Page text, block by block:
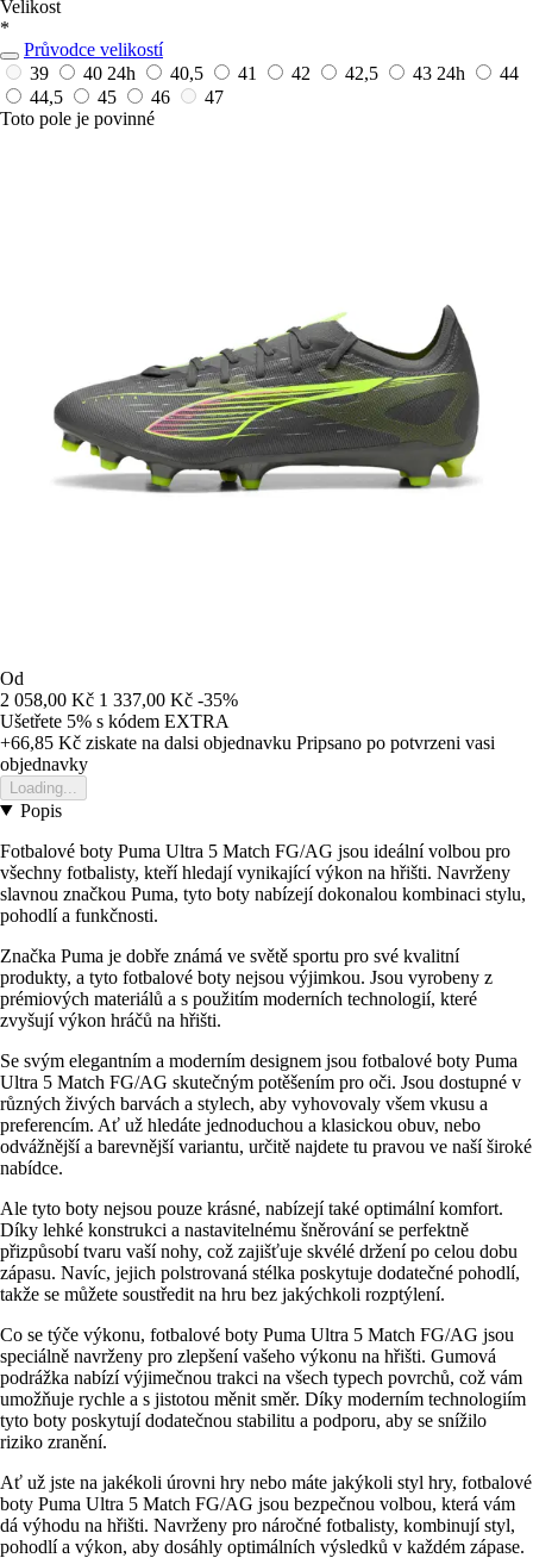
Velikost
*
Průvodce velikostí
39
40 24h 40,5 41 42 42,5 43 24h
44
44,5
45 46
47
Toto pole je povinné
Od
2 058,00 Kč 1 337,00 Kč -35%
Ušetřete 5% s kódem EXTRA
+66,85 Kč ziskate na dalsi objednavku Pripsano po potvrzeni vasi
objednavky
Loading...
Popis
Fotbalové boty Puma Ultra 5 Match FG/AG jsou ideální volbou pro
všechny fotbalisty, kteří hledají vynikající výkon na hřišti. Navrženy
slavnou značkou Puma, tyto boty nabízejí dokonalou kombinaci stylu,
pohodlí a funkčnosti.
Značka Puma je dobře známá ve světě sportu pro své kvalitní
produkty, a tyto fotbalové boty nejsou výjimkou. Jsou vyrobeny z
prémiových materiálů a s použitím moderních technologií, které
zvyšují výkon hráčů na hřišti.
Se svým elegantním a moderním designem jsou fotbalové boty Puma
Ultra 5 Match FG/AG skutečným potěšením pro oči. Jsou dostupné v
různých živých barvách a stylech, aby vyhovovaly všem vkusu a
preferencím. Ať už hledáte jednoduchou a klasickou obuv, nebo
odvážnější a barevnější variantu, určitě najdete tu pravou ve naší široké
nabídce.
Ale tyto boty nejsou pouze krásné, nabízejí také optimální komfort.
Díky lehké konstrukci a nastavitelnému šněrování se perfektně
přizpůsobí tvaru vaší nohy, což zajišťuje skvélé držení po celou dobu
zápasu. Navíc, jejich polstrovaná stélka poskytuje dodatečné pohodlí,
takže se můžete soustředit na hru bez jakýchkoli rozptýlení.
Co se týče výkonu, fotbalové boty Puma Ultra 5 Match FG/AG jsou
speciálně navrženy pro zlepšení vašeho výkonu na hřišti. Gumová
podrážka nabízí výjimečnou trakci na všech typech povrchů, což vám
umožňuje rychle a s jistotou měnit směr. Díky moderním technologiím
tyto boty poskytují dodatečnou stabilitu a podporu, aby se snížilo
riziko zranění.
Ať už jste na jakékoli úrovni hry nebo máte jakýkoli styl hry, fotbalové
boty Puma Ultra 5 Match FG/AG jsou bezpečnou volbou, která vám
dá výhodu na hřišti. Navrženy pro náročné fotbalisty, kombinují styl,
pohodlí a výkon, aby dosáhly optimálních výsledků v každém zápase.